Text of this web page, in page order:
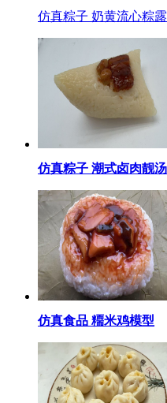
仿真粽子 奶黄流心粽
仿真粽子 潮式卤肉靓
仿真食品 糥米鸡模型